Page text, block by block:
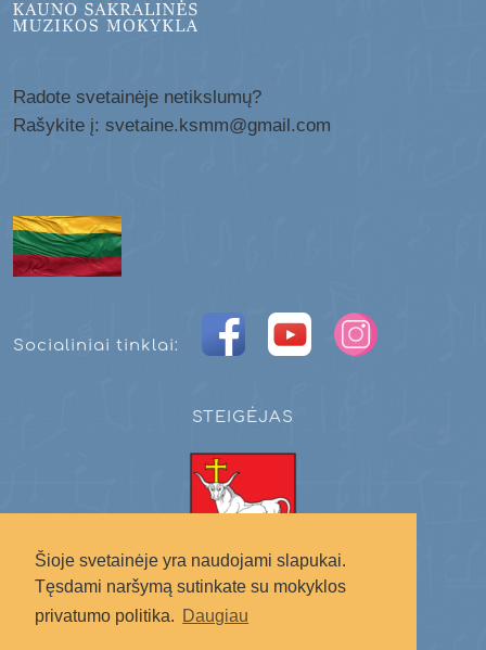
Šioje svetainėje yra naudojami slapukai.
Tęsdami naršymą sutinkate su mokyklos
privatumo politika. Daugiau
Radote svetainėje netikslumų?
Rašykite į: svetaine.ksmm@gmail.com
Socialiniai tinklai:
STEIGĖJAS
Kauno miesto savivaldybė